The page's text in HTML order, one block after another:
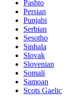
Pashto
Persian
Punjabi
Serbian
Sesotho
Sinhala
Slovak
Slovenian
Somali
Samoan
Scots Gaelic